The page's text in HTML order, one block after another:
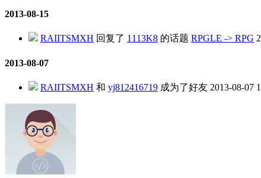
2013-08-15
RAIITSMXH 回复了 1113K8 的话题 RPGLE -> RPG
2013-08-07
RAIITSMXH 和 yj812416719 成为了好友 2013-08-07